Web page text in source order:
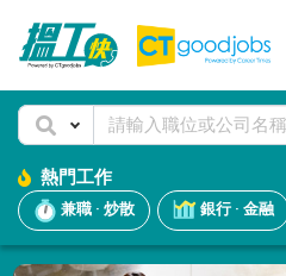
熱門工作
兼職 · 炒散 銀行 · 金融